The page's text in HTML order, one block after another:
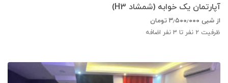
آپارتمان یک خوابه (شمشاد H3)
از شبی ۳٫۵۰۰٫۰۰۰ تومان
ظرفیت 2 نفر تا 3 نفر اضافه